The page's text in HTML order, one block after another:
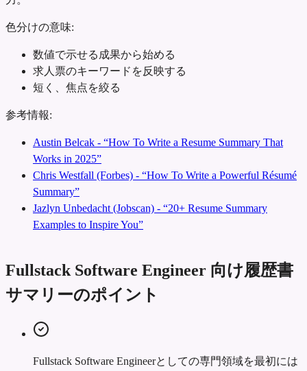
色分けの意味:
数値で示せる成果から始める
求人票のキーワードを反映する
短く、焦点を絞る
参考情報:
Austin Belcak - “How To Write a Resume Summary That
Works in 2025”
Chris Westfall (Forbes) - “How To Write a Powerful Résumé
Summary”
Jazlyn Unbedacht (Jobscan) - “20+ Resume Summary
Examples to Inspire You”
Fullstack Software Engineer 向け履歴書
サマリーのポイント
Fullstack Software Engineerとしての専門領域を最初には